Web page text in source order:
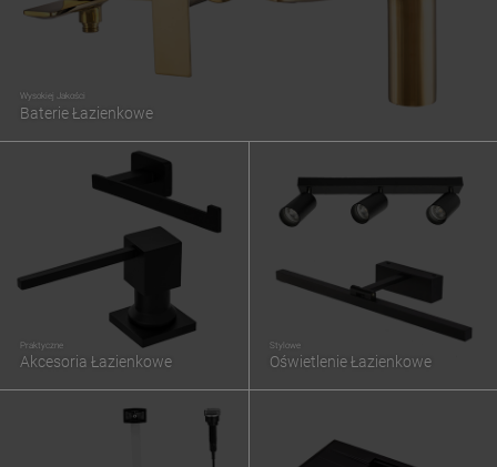
Wysokiej Jakości
Baterie Łazienkowe
Praktyczne
Akcesoria Łazienkowe
Stylowe
Oświetlenie Łazienkowe